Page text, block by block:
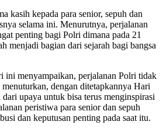
kasih kepada para senior, sepuh dan
selama ini. Menurutnya, perjalanan
penting bagi Polri dimana pada 21
menjadi bagian dari sejarah bagi bangsa
ini menyampaikan, perjalanan Polri tidak
dengan ditetapkannya Hari
upaya untuk bisa terus menginspirasi
peristiwa para senior dan sepuh
dan keputusan penting pada saat itu.